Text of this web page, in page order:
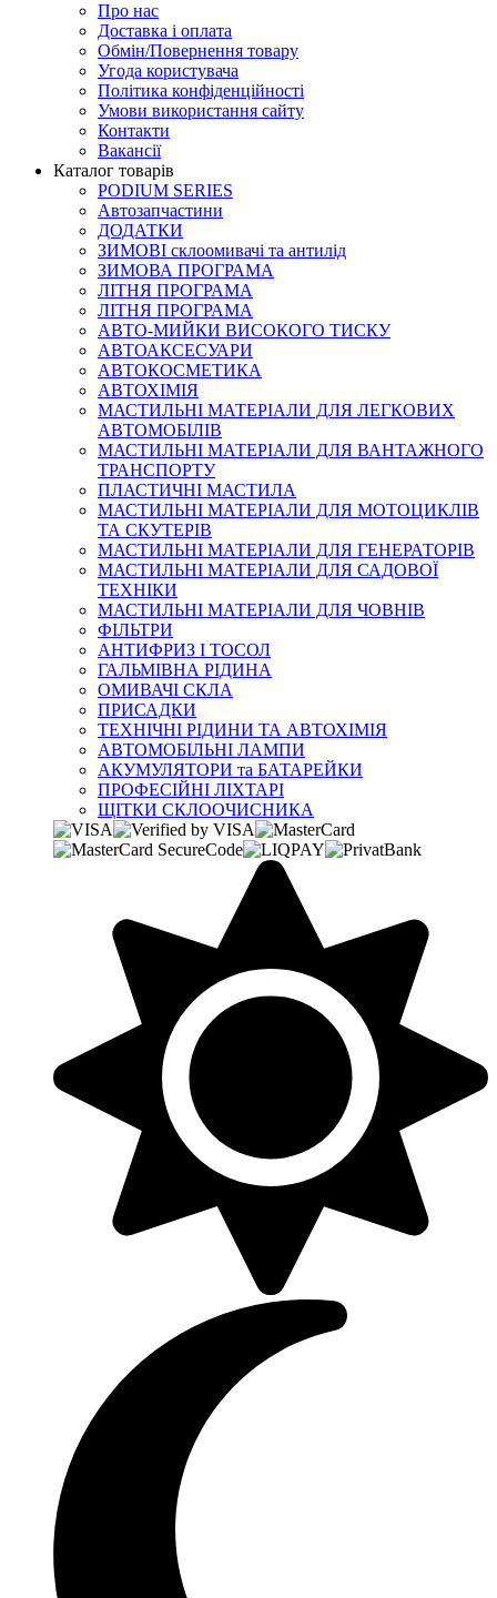
Про нас
Доставка і оплата
Обмін/Повернення товару
Угода користувача
Політика конфіденційності
Умови використання сайту
Контакти
Вакансії
Каталог товарів
PODIUM SERIES
Автозапчастини
ДОДАТКИ
ЗИМОВІ склоомивачі та антилід
ЗИМОВА ПРОГРАМА
ЛІТНЯ ПРОГРАМА
ЛІТНЯ ПРОГРАМА
АВТО-МИЙКИ ВИСОКОГО ТИСКУ
АВТОАКСЕСУАРИ
АВТОКОСМЕТИКА
АВТОХІМІЯ
МАСТИЛЬНІ МАТЕРІАЛИ ДЛЯ ЛЕГКОВИХ
АВТОМОБІЛІВ
МАСТИЛЬНІ МАТЕРІАЛИ ДЛЯ ВАНТАЖНОГО
ТРАНСПОРТУ
ПЛАСТИЧНІ МАСТИЛА
МАСТИЛЬНІ МАТЕРІАЛИ ДЛЯ МОТОЦИКЛІВ
ТА СКУТЕРІВ
МАСТИЛЬНІ МАТЕРІАЛИ ДЛЯ ГЕНЕРАТОРІВ
МАСТИЛЬНІ МАТЕРІАЛИ ДЛЯ САДОВОЇ
ТЕХНІКИ
МАСТИЛЬНІ МАТЕРІАЛИ ДЛЯ ЧОВНІВ
ФІЛЬТРИ
АНТИФРИЗ І ТОСОЛ
ГАЛЬМІВНА РІДИНА
ОМИВАЧІ СКЛА
ПРИСАДКИ
ТЕХНІЧНІ РІДИНИ ТА АВТОХІМІЯ
АВТОМОБІЛЬНІ ЛАМПИ
АКУМУЛЯТОРИ та БАТАРЕЙКИ
ПРОФЕСІЙНІ ЛІХТАРІ
ЩІТКИ СКЛООЧИСНИКА